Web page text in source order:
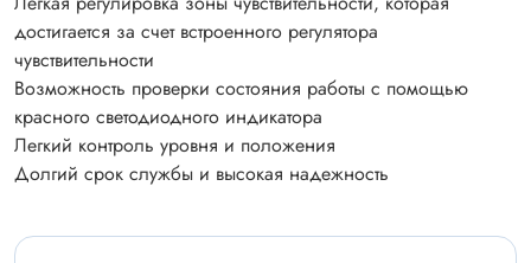
достигается за счет встроенного регулятора
чувствительности
Возможность проверки состояния работы с помощью
красного светодиодного индикатора
Легкий контроль уровня и положения
Долгий срок службы и высокая надежность